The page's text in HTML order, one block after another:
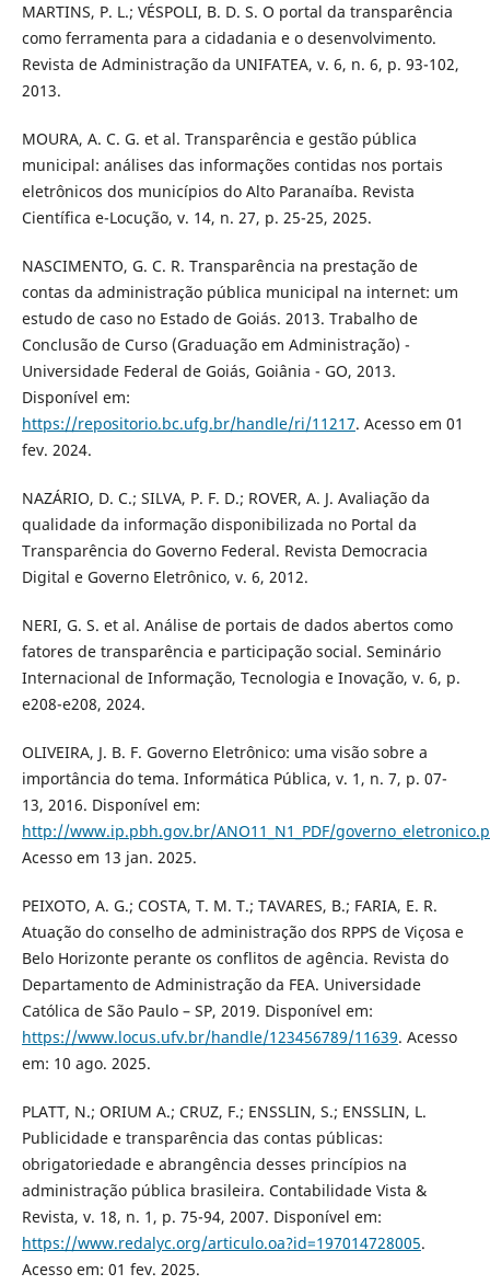
MARTINS, P. L.; VÉSPOLI, B. D. S. O portal da transparência
como ferramenta para a cidadania e o desenvolvimento.
Revista de Administração da UNIFATEA, v. 6, n. 6, p. 93-102,
2013.
MOURA, A. C. G. et al. Transparência e gestão pública
municipal: análises das informações contidas nos portais
eletrônicos dos municípios do Alto Paranaíba. Revista
Científica e-Locução, v. 14, n. 27, p. 25-25, 2025.
NASCIMENTO, G. C. R. Transparência na prestação de
contas da administração pública municipal na internet: um
estudo de caso no Estado de Goiás. 2013. Trabalho de
Conclusão de Curso (Graduação em Administração) -
Universidade Federal de Goiás, Goiânia - GO, 2013.
Disponível em:
https://repositorio.bc.ufg.br/handle/ri/11217. Acesso em 01
fev. 2024.
NAZÁRIO, D. C.; SILVA, P. F. D.; ROVER, A. J. Avaliação da
qualidade da informação disponibilizada no Portal da
Transparência do Governo Federal. Revista Democracia
Digital e Governo Eletrônico, v. 6, 2012.
NERI, G. S. et al. Análise de portais de dados abertos como
fatores de transparência e participação social. Seminário
Internacional de Informação, Tecnologia e Inovação, v. 6, p.
e208-e208, 2024.
OLIVEIRA, J. B. F. Governo Eletrônico: uma visão sobre a
importância do tema. Informática Pública, v. 1, n. 7, p. 07-
13, 2016. Disponível em:
http://www.ip.pbh.gov.br/ANO11_N1_PDF/
Acesso em 13 jan. 2025.
PEIXOTO, A. G.; COSTA, T. M. T.; TAVARES, B.; FARIA, E. R.
Atuação do conselho de administração dos RPPS de Viçosa e
Belo Horizonte perante os conflitos de agência. Revista do
Departamento de Administração da FEA. Universidade
Católica de São Paulo – SP, 2019. Disponível em:
https://www.locus.ufv.br/handle/123456789/11639. Acesso
em: 10 ago. 2025.
PLATT, N.; ORIUM A.; CRUZ, F.; ENSSLIN, S.; ENSSLIN, L.
Publicidade e transparência das contas públicas:
obrigatoriedade e abrangência desses princípios na
administração pública brasileira. Contabilidade Vista &
Revista, v. 18, n. 1, p. 75-94, 2007. Disponível em:
https://www.redalyc.org/articulo.oa?id=197014728005.
Acesso em: 01 fev. 2025.